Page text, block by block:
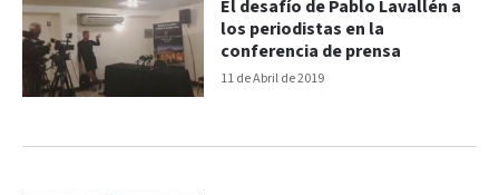
11 de Abril de 2019
El desafío de Pablo Lavallén a
los periodistas en la
conferencia de prensa